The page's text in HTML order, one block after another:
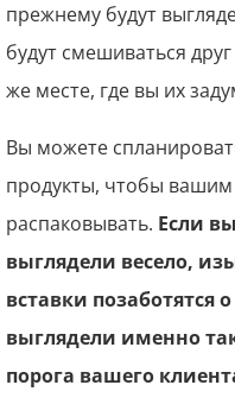
прежнему будут
будут смешиваться
же месте, где вы их
Вы можете
продукты, чтобы
распаковывать. Если
выглядели весело,
вставки позаботятся
выглядели именно
порога вашего